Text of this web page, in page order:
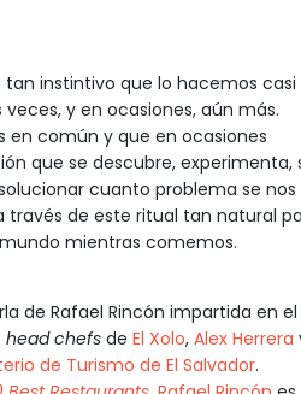
instintivo que lo hacemos casi
y en ocasiones, aún más.
común y que en ocasiones
que se descubre, experimenta,
cuanto problema se nos
de este ritual tan natural
mientras comemos.
de Rafael Rincón impartida en el
head chefs de El Xolo, Alex Herrera
de Turismo de El Salvador.